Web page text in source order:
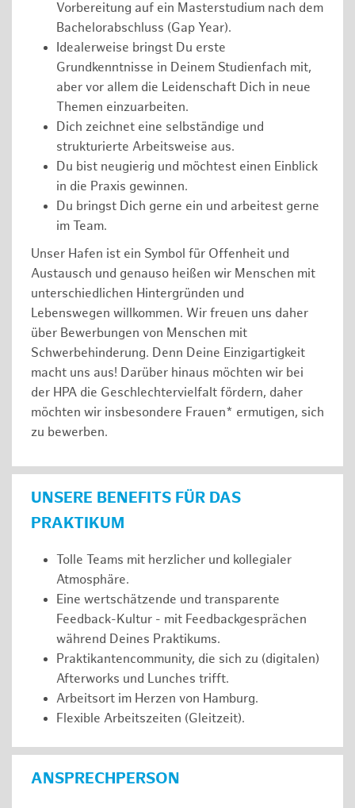
Vorbereitung auf ein Masterstudium nach dem
Bachelorabschluss (Gap Year).
Idealerweise bringst Du erste
Grundkenntnisse in Deinem Studienfach mit,
aber vor allem die Leidenschaft Dich in neue
Themen einzuarbeiten.
Dich zeichnet eine selbständige und
strukturierte Arbeitsweise aus.
Du bist neugierig und möchtest einen Einblick
in die Praxis gewinnen.
Du bringst Dich gerne ein und arbeitest gerne
im Team.
Unser Hafen ist ein Symbol für Offenheit und
Austausch und genauso heißen wir Menschen mit
unterschiedlichen Hintergründen und
Lebenswegen willkommen. Wir freuen uns daher
über Bewerbungen von Menschen mit
Schwerbehinderung. Denn Deine Einzigartigkeit
macht uns aus! Darüber hinaus möchten wir bei
der HPA die Geschlechtervielfalt fördern, daher
möchten wir insbesondere Frauen* ermutigen, sich
zu bewerben.
UNSERE BENEFITS FÜR DAS
PRAKTIKUM
Tolle Teams mit herzlicher und kollegialer
Atmosphäre.
Eine wertschätzende und transparente
Feedback-Kultur - mit Feedbackgesprächen
während Deines Praktikums.
Praktikantencommunity, die sich zu (digitalen)
Afterworks und Lunches trifft.
Arbeitsort im Herzen von Hamburg.
Flexible Arbeitszeiten (Gleitzeit).
ANSPRECHPERSON